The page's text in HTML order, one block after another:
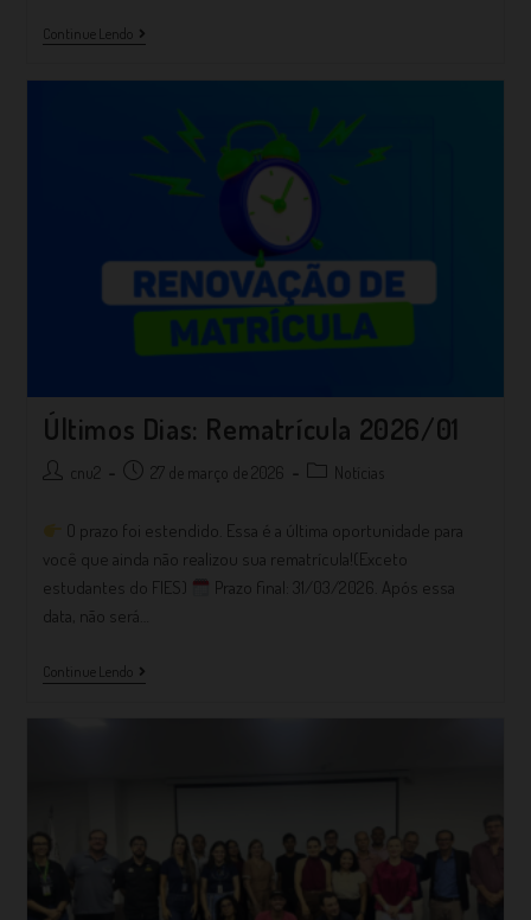
Continue Lendo
Últimos Dias: Rematrícula 2026/01
cnu2 27 de março de 2026 Notícias
O prazo foi estendido. Essa é a última oportunidade para
você que ainda não realizou sua rematrícula!(Exceto
estudantes do FIES)
Prazo final: 31/03/2026. Após essa
data, não será…
Continue Lendo